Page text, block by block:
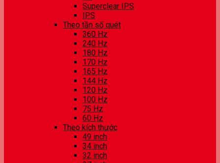
Superclear IPS
IPS
Theo tần số quét
360 Hz
240 Hz
180 Hz
170 Hz
165 Hz
144 Hz
120 Hz
100 Hz
75 Hz
60 Hz
Theo kích thước
49 inch
34 inch
32 inch